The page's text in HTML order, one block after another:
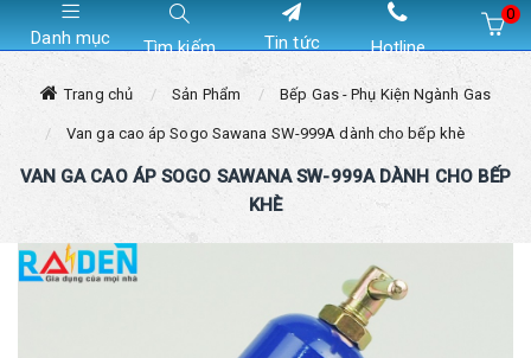
Danh mục Tìm kiếm Tin tức Hotline
0
Trang chủ Sản Phẩm Bếp Gas - Phụ Kiện Ngành Gas
Van ga cao áp Sogo Sawana SW-999A dành cho bếp khè
VAN GA CAO ÁP SOGO SAWANA SW-999A DÀNH CHO BẾP
KHÈ